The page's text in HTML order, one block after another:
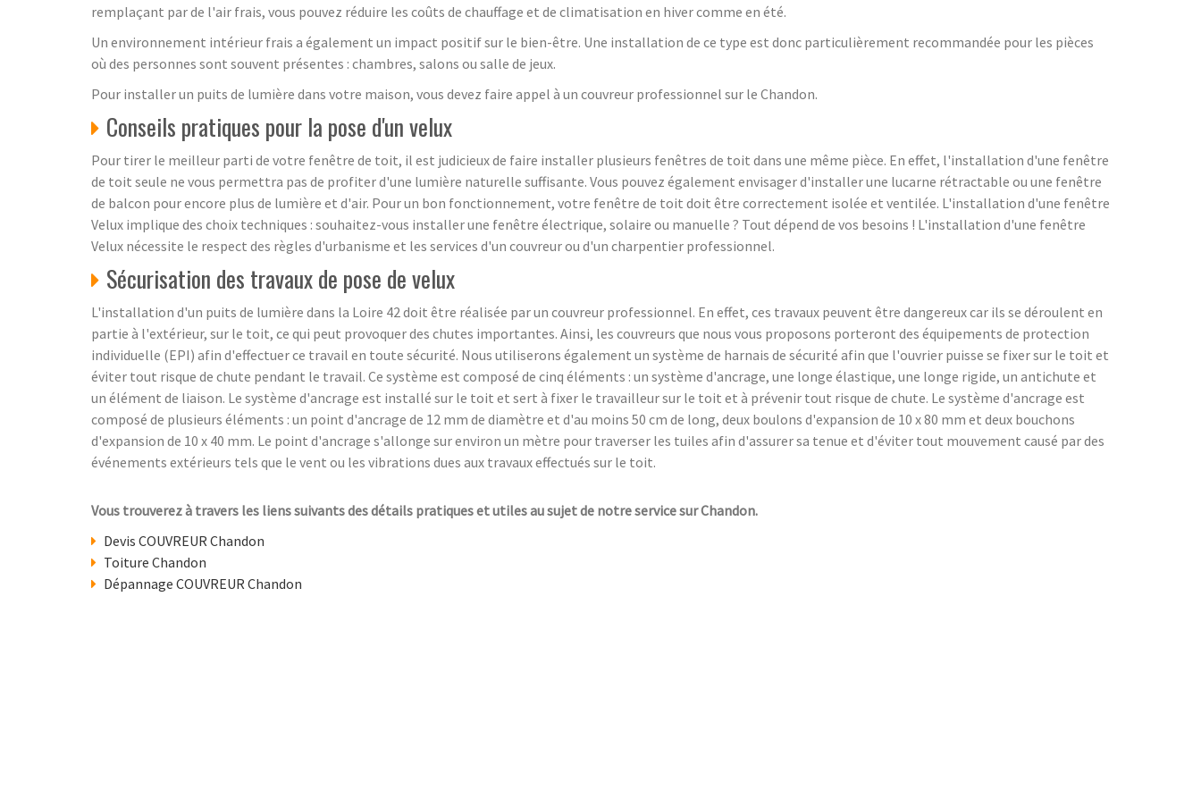
remplaçant par de l'air frais, vous pouvez réduire les coûts de chauffage et de climatisation en hiver comme en été.
Un environnement intérieur frais a également un impact positif sur le bien-être. Une installation de ce type est donc particulièrement recommandée pour les pièces
où des personnes sont souvent présentes : chambres, salons ou salle de jeux.
Pour installer un puits de lumière dans votre maison, vous devez faire appel à un couvreur professionnel sur le Chandon.
Conseils pratiques pour la pose d'un velux
Pour tirer le meilleur parti de votre fenêtre de toit, il est judicieux de faire installer plusieurs fenêtres de toit dans une même pièce. En effet, l'installation d'une fenêtre
de toit seule ne vous permettra pas de profiter d'une lumière naturelle suffisante. Vous pouvez également envisager d'installer une lucarne rétractable ou une fenêtre
de balcon pour encore plus de lumière et d'air. Pour un bon fonctionnement, votre fenêtre de toit doit être correctement isolée et ventilée. L'installation d'une fenêtre
Velux implique des choix techniques : souhaitez-vous installer une fenêtre électrique, solaire ou manuelle ? Tout dépend de vos besoins ! L'installation d'une fenêtre
Velux nécessite le respect des règles d'urbanisme et les services d'un couvreur ou d'un charpentier professionnel.
Sécurisation des travaux de pose de velux
L'installation d'un puits de lumière dans la Loire 42 doit être réalisée par un couvreur professionnel. En effet, ces travaux peuvent être dangereux car ils se déroulent en
partie à l'extérieur, sur le toit, ce qui peut provoquer des chutes importantes. Ainsi, les couvreurs que nous vous proposons porteront des équipements de protection
individuelle (EPI) afin d'effectuer ce travail en toute sécurité. Nous utiliserons également un système de harnais de sécurité afin que l'ouvrier puisse se fixer sur le toit et
éviter tout risque de chute pendant le travail. Ce système est composé de cinq éléments : un système d'ancrage, une longe élastique, une longe rigide, un antichute et
un élément de liaison. Le système d'ancrage est installé sur le toit et sert à fixer le travailleur sur le toit et à prévenir tout risque de chute. Le système d'ancrage est
composé de plusieurs éléments : un point d'ancrage de 12 mm de diamètre et d'au moins 50 cm de long, deux boulons d'expansion de 10 x 80 mm et deux bouchons
d'expansion de 10 x 40 mm. Le point d'ancrage s'allonge sur environ un mètre pour traverser les tuiles afin d'assurer sa tenue et d'éviter tout mouvement causé par des
événements extérieurs tels que le vent ou les vibrations dues aux travaux effectués sur le toit.
Vous trouverez à travers les liens suivants des détails pratiques et utiles au sujet de notre service sur Chandon.
Devis COUVREUR Chandon
Toiture Chandon
Dépannage COUVREUR Chandon